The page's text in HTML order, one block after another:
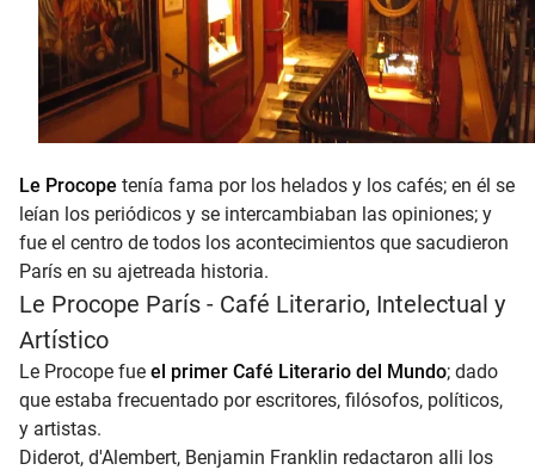
Le Procope tenía fama por los helados y los cafés; en él se
leían los periódicos y se intercambiaban las opiniones; y
fue el centro de todos los acontecimientos que sacudieron
París en su ajetreada historia.
Le Procope París - Café Literario, Intelectual y
Artístico
Le Procope fue el primer Café Literario del Mundo; dado
que estaba frecuentado por escritores, filósofos, políticos,
y artistas.
Diderot, d'Alembert, Benjamin Franklin redactaron alli los